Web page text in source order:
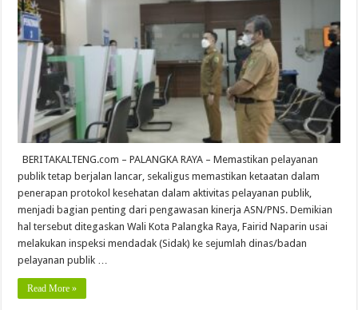
BERITAKALTENG.com – PALANGKA RAYA – Memastikan pelayanan
publik tetap berjalan lancar, sekaligus memastikan ketaatan dalam
penerapan protokol kesehatan dalam aktivitas pelayanan publik,
menjadi bagian penting dari pengawasan kinerja ASN/PNS. Demikian
hal tersebut ditegaskan Wali Kota Palangka Raya, Fairid Naparin usai
melakukan inspeksi mendadak (Sidak) ke sejumlah dinas/badan
pelayanan publik …
Read More »